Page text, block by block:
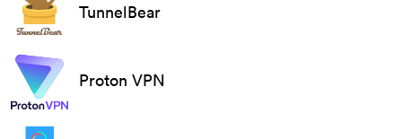
TunnelBear
Proton VPN